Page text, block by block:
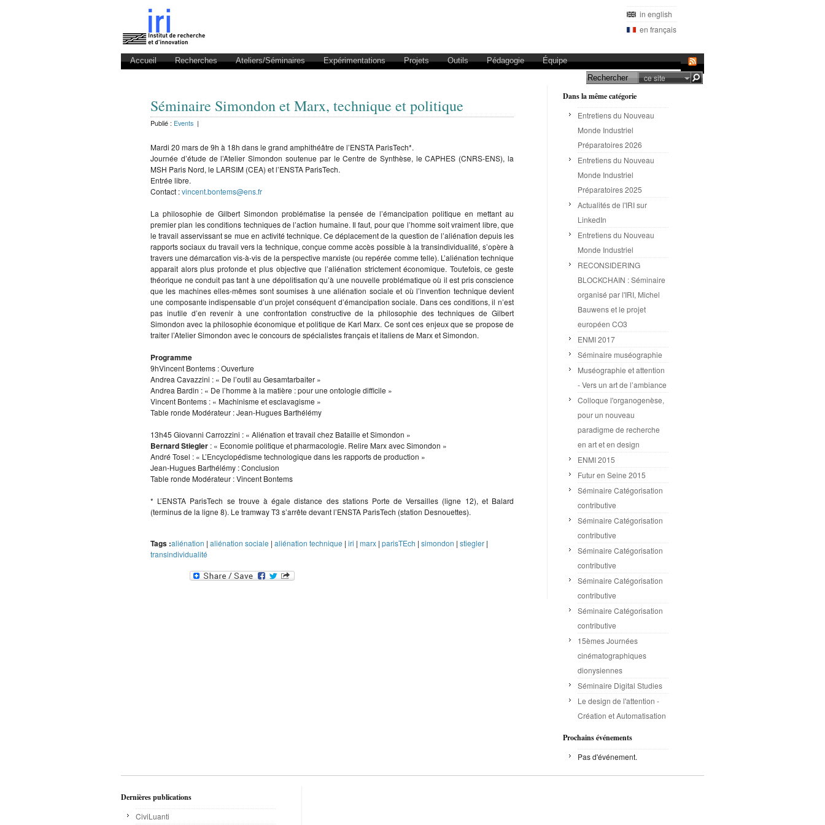
in english
en français
Accueil Recherches Ateliers/Séminaires Expérimentations Projets Outils Pédagogie Équipe
ce site
Séminaire Simondon et Marx, technique et politique
Publié : Events |
Mardi 20 mars de 9h à 18h dans le grand amphithéâtre de l’ENSTA ParisTech*.
Journée d’étude de l’Atelier Simondon soutenue par le Centre de Synthèse, le CAPHES (CNRS-ENS), la
MSH Paris Nord, le LARSIM (CEA) et l’ENSTA ParisTech.
Entrée libre.
Contact :vincent.bontems@ens.fr
La philosophie de Gilbert Simondon problématise la pensée de l’émancipation politique en mettant au
premier plan les conditions techniques de l’action humaine. Il faut, pour que l’homme soit vraiment libre, que
le travail asservissant se mue en activité technique. Ce déplacement de la question de l’aliénation depuis les
rapports sociaux du travail vers la technique, conçue comme accès possible à la transindividualité, s’opère à
travers une démarcation vis-à-vis de la perspective marxiste (ou repérée comme telle). L’aliénation technique
apparait alors plus profonde et plus objective que l’aliénation strictement économique. Toutefois, ce geste
théorique ne conduit pas tant à une dépolitisation qu’à une nouvelle problématique où il est pris conscience
que les machines elles-mêmes sont soumises à une aliénation sociale et où l’invention technique devient
une composante indispensable d’un projet conséquent d’émancipation sociale. Dans ces conditions, il n’est
pas inutile d’en revenir à une confrontation constructive de la philosophie des techniques de Gilbert
Simondon avec la philosophie économique et politique de Karl Marx. Ce sont ces enjeux que se propose de
traiter l’Atelier Simondon avec le concours de spécialistes français et italiens de Marx et Simondon.
Programme
9hVincent Bontems : Ouverture
Andrea Cavazzini : « De l’outil au Gesamtarbaiter »
Andrea Bardin : « De l’homme à la matière : pour une ontologie difficile »
Vincent Bontems : « Machinisme et esclavagisme »
Table ronde Modérateur : Jean-Hugues Barthélémy
13h45 Giovanni Carrozzini : « Aliénation et travail chez Bataille et Simondon »
Bernard Stiegler : « Economie politique et pharmacologie. Relire Marx avec Simondon »
André Tosel : « L’Encyclopédisme technologique dans les rapports de production »
Jean-Hugues Barthélémy : Conclusion
Table ronde Modérateur : Vincent Bontems
* L’ENSTA ParisTech se trouve à égale distance des stations Porte de Versailles (ligne 12), et Balard
(terminus de la ligne 8). Le tramway T3 s’arrête devant l’ENSTA ParisTech (station Desnouettes).
Tags :aliénation | aliénation sociale | aliénation technique | iri | marx | parisTEch | simondon | stiegler |
transindividualité
Dans la même catégorie
Entretiens du Nouveau
Monde Industriel
Préparatoires 2026
Entretiens du Nouveau
Monde Industriel
Préparatoires 2025
Actualités de l'IRI sur
LinkedIn
Entretiens du Nouveau
Monde Industriel
RECONSIDERING
BLOCKCHAIN : Séminaire
organisé par l'IRI, Michel
Bauwens et le projet
européen CO3
ENMI 2017
Séminaire muséographie
Muséographie et attention
- Vers un art de l’ambiance
Colloque l'organogenèse,
pour un nouveau
paradigme de recherche
en art et en design
ENMI 2015
Futur en Seine 2015
Séminaire Catégorisation
contributive
Séminaire Catégorisation
contributive
Séminaire Catégorisation
contributive
Séminaire Catégorisation
contributive
Séminaire Catégorisation
contributive
15èmes Journées
cinématographiques
dionysiennes
Séminaire Digital Studies
Le design de l'attention -
Création et Automatisation
Prochains événements
Pas d'événement.
Dernières publications
CiviLuanti